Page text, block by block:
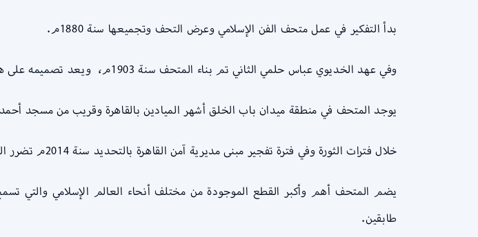
بدأ التفكير في عمل متحف الفن الإسلامي وعرض التحف وتجميعها سنة 1880م.
وفي عهد الخديوي عباس حلمي الثاني تم بناء المتحف سنة 1903م، ويعد تصميمه على هيئة تصميم واجهات العمارة المملوكية ويوجد بجوار مبنى دار الكتب المصرية.
يوجد المتحف في منطقة ميدان باب الخلق أشهر الميادين بالقاهرة وقريب من مسجد
خلال فترات الثورة وفي فترة تفجير مبنى مديرية آمن القاهرة بالتحديد سنة 2014م تضرر المتحف، لذلك تم تجديده مرة أخرى وأفتتح في عام 2017م.
يضم المتحف أهم وأكبر القطع الموجودة من مختلف أنحاء العالم الإسلامي والتي
طابقين.